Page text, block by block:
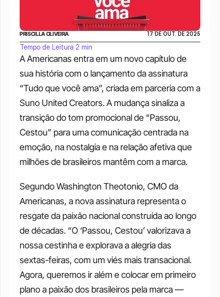
A Americanas entra em um novo capítulo de
sua história com o lançamento da assinatura
“Tudo que você ama”, criada em parceria com a
Suno United Creators. A mudança sinaliza a
transição do tom promocional de “Passou,
Cestou” para uma comunicação centrada na
emoção, na nostalgia e na relação afetiva que
milhões de brasileiros mantêm com a marca.
Segundo Washington Theotonio, CMO da
Americanas, a nova assinatura representa o
resgate da paixão nacional construída ao longo
de décadas. “O ‘Passou, Cestou’ valorizava a
nossa cestinha e explorava a alegria das
sextas-feiras, com um viés mais transacional.
Agora, queremos ir além e colocar em primeiro
plano a paixão dos brasileiros pela marca —
PRISCILLA OLIVEIRA 17 DE OUT. DE 2025
Tempo de Leitura 2 min